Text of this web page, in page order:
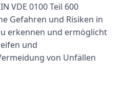
VDE 0100 Teil 600
Gefahren und Risiken in
erkennen und ermöglicht
und
von Unfällen